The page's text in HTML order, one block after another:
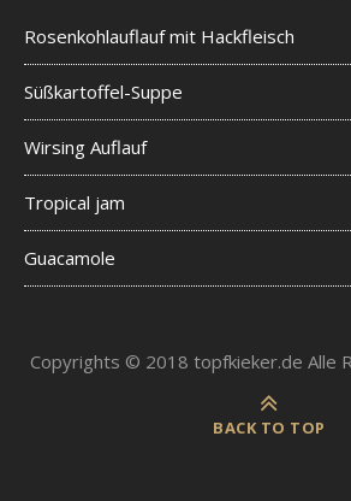
Rosenkohlauflauf mit Hackfleisch
Süßkartoffel-Suppe
Wirsing Auflauf
Tropical jam
Guacamole
Copyrights © 2018 topfkieker.de Alle
BACK TO TOP